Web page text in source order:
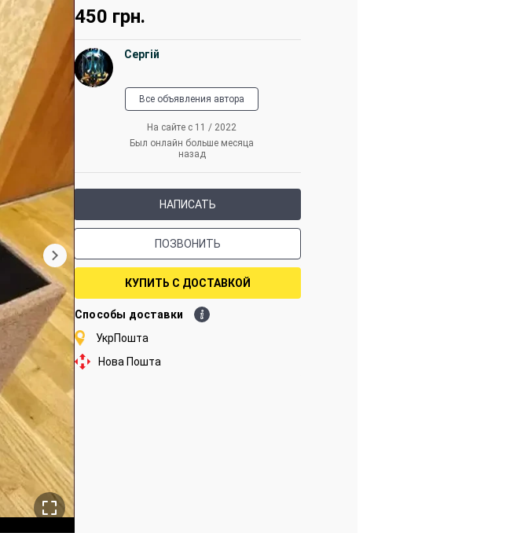
450 грн.
Сергій
Все объявления автора
На сайте с 11 / 2022
Был онлайн больше месяца
назад
НАПИСАТЬ
ПОЗВОНИТЬ
КУПИТЬ С ДОСТАВКОЙ
Способы доставки
УкрПошта
Нова Пошта